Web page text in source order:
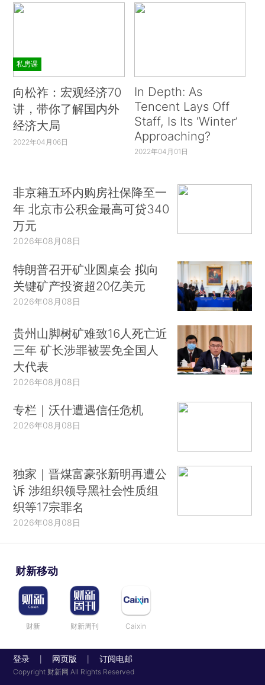
私房课
向松祚：宏观经济70
讲，带你了解国内外
经济大局
2022年04月06日
In Depth: As
Tencent Lays Off
Staff, Is Its ‘Winter’
Approaching?
2022年04月01日
非京籍五环内购房社保降至一
年 北京市公积金最高可贷340
万元
2026年08月08日
特朗普召开矿业圆桌会 拟向
关键矿产投资超20亿美元
2026年08月08日
贵州山脚树矿难致16人死亡近
三年 矿长涉罪被罢免全国人
大代表
2026年08月08日
专栏｜沃什遭遇信任危机
2026年08月08日
独家｜晋煤富豪张新明再遭公
诉 涉组织领导黑社会性质组
织等17宗罪名
2026年08月08日
财新移动
财新 财新周刊 Caixin
登录 网页版 订阅电邮
Copyright 财新网 All Rights Reserved